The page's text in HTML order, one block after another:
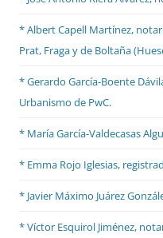
* Albert Capell Martínez,
Prat, Fraga y de Boltaña
* Gerardo García-Boente
Urbanismo de PwC.
* María García-Valdecasas
* Emma Rojo Iglesias,
* Javier Máximo Juárez
* Víctor Esquirol Jiménez,